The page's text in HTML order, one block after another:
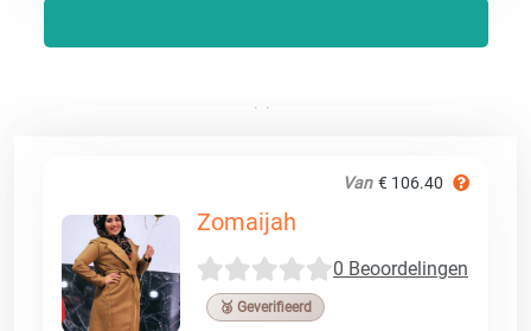
Van € 106.40
Zomaijah
0 Beoordelingen
🥉 Geverifieerd